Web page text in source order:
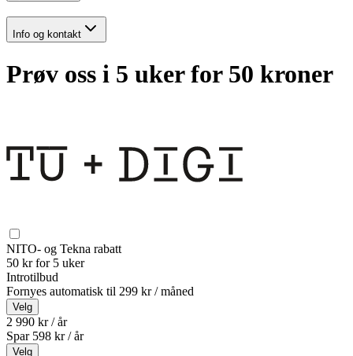
Info og kontakt
Prøv oss i 5 uker for 50 kroner
NITO- og Tekna rabatt
50 kr for 5 uker
Introtilbud
Fornyes automatisk til 299 kr / måned
Velg
2 990 kr / år
Spar 598 kr /år
Velg